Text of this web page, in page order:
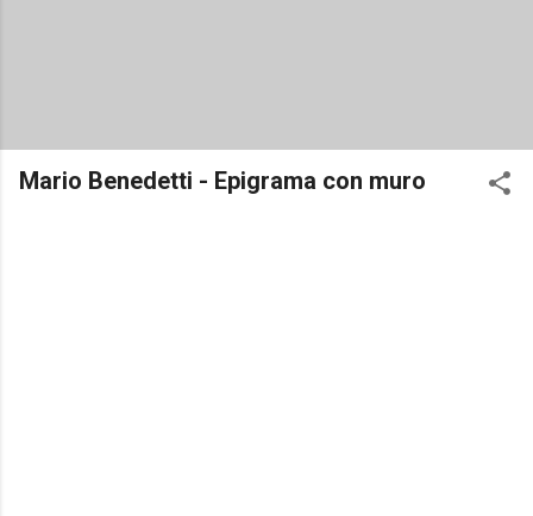
Mario Benedetti - Epigrama con muro